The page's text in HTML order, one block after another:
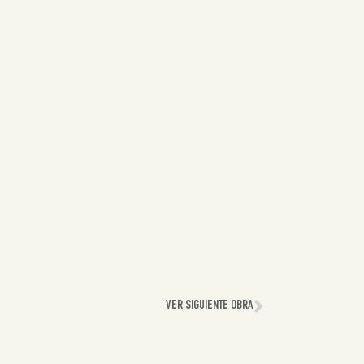
VER SIGUIENTE OBRA